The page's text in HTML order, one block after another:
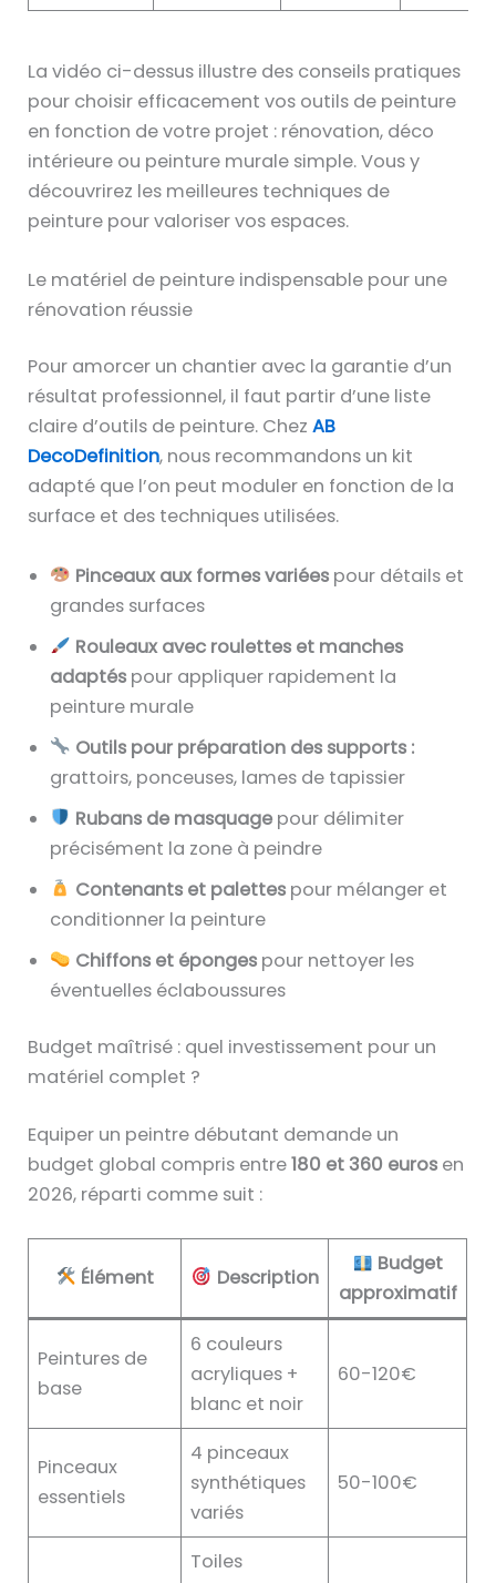
La vidéo ci-dessus illustre des conseils pratiques
pour choisir efficacement vos outils de peinture
en fonction de votre projet : rénovation, déco
intérieure ou peinture murale simple. Vous y
découvrirez les meilleures techniques de
peinture pour valoriser vos espaces.
Le matériel de peinture indispensable pour une
rénovation réussie
Pour amorcer un chantier avec la garantie d’un
résultat professionnel, il faut partir d’une liste
claire d’outils de peinture. ChezAB
DecoDefinition, nous recommandons un kit
adapté que l’on peut moduler en fonction de la
surface et des techniques utilisées.
Pinceaux aux formes variéespour détails et
grandes surfaces
Rouleaux avec roulettes et manches
adaptés pour appliquer rapidement la
peinture murale
Outils pour préparation des supports :
grattoirs, ponceuses, lames de tapissier
Rubans de masquagepour délimiter
précisément la zone à peindre
Contenants et palettespour mélanger et
conditionner la peinture
Chiffons et épongespour nettoyer les
éventuelles éclaboussures
Budget maîtrisé : quel investissement pour un
matériel complet ?
Equiper un peintre débutant demande un
budget global compris entre180 et 360 euros en
2026, réparti comme suit :
Élément Description
Budget
approximatif
Peintures de
base
6 couleurs
acryliques +
blanc et noir
60-120€
Pinceaux
essentiels
4 pinceaux
synthétiques
variés
50-100€
Toiles